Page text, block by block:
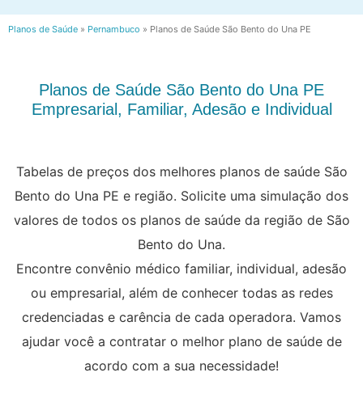
Planos de Saúde » Pernambuco » Planos de Saúde São Bento do Una PE
Planos de Saúde São Bento do Una PE
Empresarial, Familiar, Adesão e Individual
Tabelas de preços dos melhores planos de saúde São
Bento do Una PE e região. Solicite uma simulação dos
valores de todos os planos de saúde da região de São
Bento do Una.
Encontre convênio médico familiar, individual, adesão
ou empresarial, além de conhecer todas as redes
credenciadas e carência de cada operadora. Vamos
ajudar você a contratar o melhor plano de saúde de
acordo com a sua necessidade!